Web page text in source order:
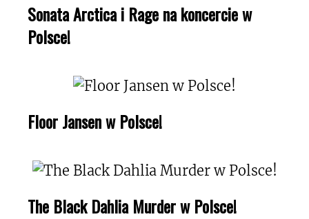
Sonata Arctica i Rage na koncercie w
Polsce!
Floor Jansen w Polsce!
The Black Dahlia Murder w Polsce!